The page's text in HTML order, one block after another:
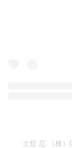
土舘 忍 （株